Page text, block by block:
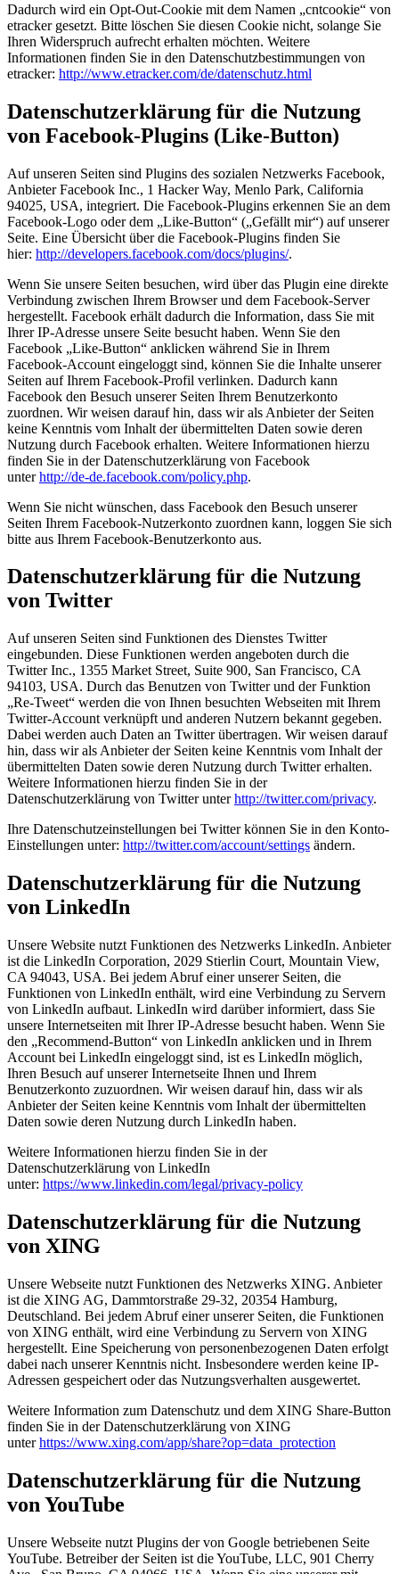
Dadurch wird ein Opt-Out-Cookie mit dem Namen „cntcookie“ von
etracker gesetzt. Bitte löschen Sie diesen Cookie nicht, solange Sie
Ihren Widerspruch aufrecht erhalten möchten. Weitere
Informationen finden Sie in den Datenschutzbestimmungen von
etracker: http://www.etracker.com/de/datenschutz.html
Datenschutzerklärung für die Nutzung
von Facebook-Plugins (Like-Button)
Auf unseren Seiten sind Plugins des sozialen Netzwerks Facebook,
Anbieter Facebook Inc., 1 Hacker Way, Menlo Park, California
94025, USA, integriert. Die Facebook-Plugins erkennen Sie an dem
Facebook-Logo oder dem „Like-Button“ („Gefällt mir“) auf unserer
Seite. Eine Übersicht über die Facebook-Plugins finden Sie
hier: http://developers.facebook.com/docs/plugins/.
Wenn Sie unsere Seiten besuchen, wird über das Plugin eine direkte
Verbindung zwischen Ihrem Browser und dem Facebook-Server
hergestellt. Facebook erhält dadurch die Information, dass Sie mit
Ihrer IP-Adresse unsere Seite besucht haben. Wenn Sie den
Facebook „Like-Button“ anklicken während Sie in Ihrem
Facebook-Account eingeloggt sind, können Sie die Inhalte unserer
Seiten auf Ihrem Facebook-Profil verlinken. Dadurch kann
Facebook den Besuch unserer Seiten Ihrem Benutzerkonto
zuordnen. Wir weisen darauf hin, dass wir als Anbieter der Seiten
keine Kenntnis vom Inhalt der übermittelten Daten sowie deren
Nutzung durch Facebook erhalten. Weitere Informationen hierzu
finden Sie in der Datenschutzerklärung von Facebook
unterhttp://de-de.facebook.com/policy.php.
Wenn Sie nicht wünschen, dass Facebook den Besuch unserer
Seiten Ihrem Facebook-Nutzerkonto zuordnen kann, loggen Sie sich
bitte aus Ihrem Facebook-Benutzerkonto aus.
Datenschutzerklärung für die Nutzung
von Twitter
Auf unseren Seiten sind Funktionen des Dienstes Twitter
eingebunden. Diese Funktionen werden angeboten durch die
Twitter Inc., 1355 Market Street, Suite 900, San Francisco, CA
94103, USA. Durch das Benutzen von Twitter und der Funktion
„Re-Tweet“ werden die von Ihnen besuchten Webseiten mit Ihrem
Twitter-Account verknüpft und anderen Nutzern bekannt gegeben.
Dabei werden auch Daten an Twitter übertragen. Wir weisen darauf
hin, dass wir als Anbieter der Seiten keine Kenntnis vom Inhalt der
übermittelten Daten sowie deren Nutzung durch Twitter erhalten.
Weitere Informationen hierzu finden Sie in der
Datenschutzerklärung von Twitter unterhttp://twitter.com/privacy.
Ihre Datenschutzeinstellungen bei Twitter können Sie in den Konto-
Einstellungen unter: http://twitter.com/account/settings ändern.
Datenschutzerklärung für die Nutzung
von LinkedIn
Unsere Website nutzt Funktionen des Netzwerks LinkedIn. Anbieter
ist die LinkedIn Corporation, 2029 Stierlin Court, Mountain View,
CA 94043, USA. Bei jedem Abruf einer unserer Seiten, die
Funktionen von LinkedIn enthält, wird eine Verbindung zu Servern
von LinkedIn aufbaut. LinkedIn wird darüber informiert, dass Sie
unsere Internetseiten mit Ihrer IP-Adresse besucht haben. Wenn Sie
den „Recommend-Button“ von LinkedIn anklicken und in Ihrem
Account bei LinkedIn eingeloggt sind, ist es LinkedIn möglich,
Ihren Besuch auf unserer Internetseite Ihnen und Ihrem
Benutzerkonto zuzuordnen. Wir weisen darauf hin, dass wir als
Anbieter der Seiten keine Kenntnis vom Inhalt der übermittelten
Daten sowie deren Nutzung durch LinkedIn haben.
Weitere Informationen hierzu finden Sie in der
Datenschutzerklärung von LinkedIn
unter: https://www.linkedin.com/legal/privacy-policy
Datenschutzerklärung für die Nutzung
von XING
Unsere Webseite nutzt Funktionen des Netzwerks XING. Anbieter
ist die XING AG, Dammtorstraße 29-32, 20354 Hamburg,
Deutschland. Bei jedem Abruf einer unserer Seiten, die Funktionen
von XING enthält, wird eine Verbindung zu Servern von XING
hergestellt. Eine Speicherung von personenbezogenen Daten erfolgt
dabei nach unserer Kenntnis nicht. Insbesondere werden keine IP-
Adressen gespeichert oder das Nutzungsverhalten ausgewertet.
Weitere Information zum Datenschutz und dem XING Share-Button
finden Sie in der Datenschutzerklärung von XING
unterhttps://www.xing.com/app/share?op=data_protection
Datenschutzerklärung für die Nutzung
von YouTube
Unsere Webseite nutzt Plugins der von Google betriebenen Seite
YouTube. Betreiber der Seiten ist die YouTube, LLC, 901 Cherry